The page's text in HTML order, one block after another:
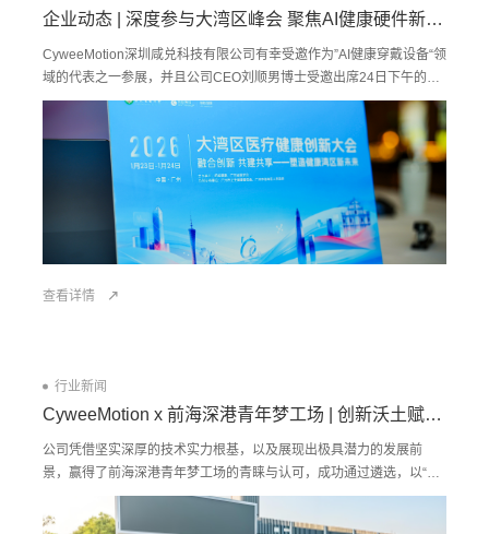
企业动态 | 深度参与大湾区峰会 聚焦AI健康硬件新生态
CyweeMotion深圳咸兑科技有限公司有幸受邀作为”AI健康穿戴设备“领
域的代表之一参展，并且公司CEO刘顺男博士受邀出席24日下午的圆
桌论坛，就“洞见未来AI健康硬件生态”主题展开讨论。
查看详情
行业新闻
CyweeMotion x 前海深港青年梦工场 | 创新沃土赋能企业成长
公司凭借坚实深厚的技术实力根基，以及展现出极具潜力的发展前
景，赢得了前海深港青年梦工场的青睐与认可，成功通过遴选，以“0
元租金，1元服务金”入驻梦工场，落户园区。